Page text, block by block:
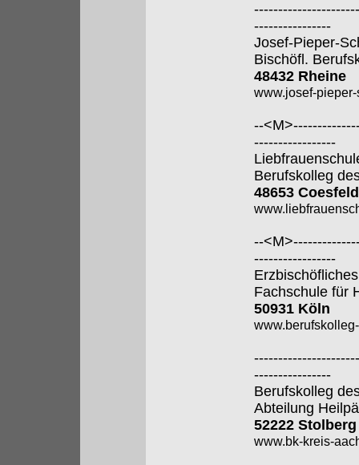
----------------
Josef-Pieper-
Bischöfl.
48432 Rheine
www.josef-
--
-----------------
Berufskolleg
48653 Coesfeld
--
-----------------
Fachschule für
50931 Köln
----------------
Berufskolleg
Abteilung
52222 Stolberg
www.bk-kreis-